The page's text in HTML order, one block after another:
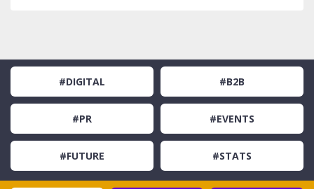
#DIGITAL #B2B
#PR #EVENTS
#FUTURE #STATS